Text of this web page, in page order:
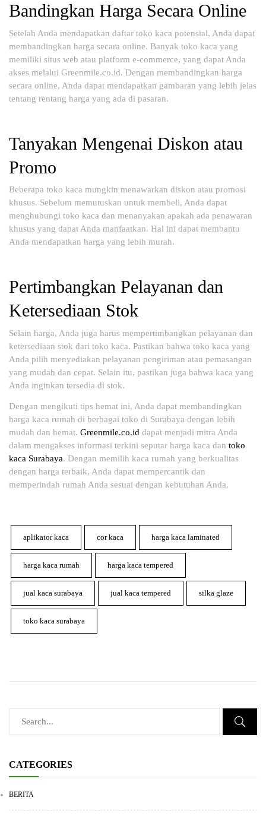
Bandingkan Harga Secara Online
Setelah Anda mendapatkan daftar toko kaca potensial, Anda dapat
membandingkan harga secara online. Banyak toko kaca yang
memiliki situs web atau platform e-commerce, yang dapat Anda
akses melalui Greenmile.co.id. Dengan membandingkan harga
secara online, Anda dapat mendapatkan gambaran yang lebih jelas
tentang rentang harga yang ada di pasaran.
Tanyakan Mengenai Diskon atau
Promo
Beberapa toko kaca mungkin menawarkan diskon atau promosi
khusus. Sebelum memutuskan untuk membeli, Anda dapat
menghubungi toko kaca dan menanyakan apakah ada penawaran
khusus yang dapat Anda manfaatkan. Hal ini dapat membantu
Anda mendapatkan harga yang lebih murah.
Pertimbangkan Pelayanan dan
Ketersediaan Stok
Selain harga, Anda juga harus mempertimbangkan pelayanan dan
ketersediaan stok dari toko kaca. Pastikan bahwa toko kaca yang
Anda pilih menyediakan pelayanan pengiriman atau pemasangan
yang mudah dan cepat. Selain itu, pastikan juga bahwa kaca yang
Anda inginkan tersedia di stok.
Dengan mengikuti tips hemat ini, Anda dapat membandingkan
harga kaca rumah di berbagai toko di Surabaya dengan lebih
mudah dan hemat. Greenmile.co.id dapat menjadi mitra Anda
dalam mengakses informasi terkini seputar harga kaca dan toko
kaca Surabaya. Dengan memilih kaca rumah yang berkualitas
dengan harga terbaik, Anda dapat mempercantik dan
memperindah rumah Anda sesuai dengan kebutuhan Anda.
aplikator kaca cor kaca harga kaca laminated
harga kaca rumah harga kaca tempered
jual kaca surabaya jual kaca tempered silka glaze
toko kaca surabaya
CATEGORIES
BERITA